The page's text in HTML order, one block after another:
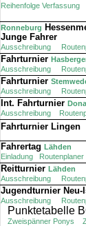
Reihenfolge Verfassung
Ronneburg
Junge Fahrer
Ausschreibung
Fahrturnier
Ausschreibung
Fahrturnier
Ausschreibung
Int. Fahrturnier
Ausschreibung
Fahrturnier Lingen
Fahrertag Lähden
Einladung
Routenplaner
Reitturnier Lähden
Ausschreibung
Jugendturnier Neu-
Ausschreibung
Punktetabelle
Zweispänner Ponys